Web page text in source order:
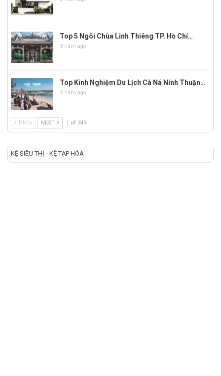
Top 5 Ngôi Chùa Linh Thiêng TP. Hồ Chí…
3 năm ago
Top Kinh Nghiệm Du Lịch Cà Ná Ninh Thuận…
3 năm ago
PREV NEXT 1 of 349
KỆ SIÊU THỊ - KỆ TẠP HÓA